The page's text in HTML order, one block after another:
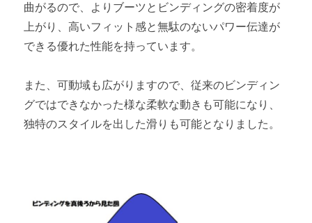
曲がるので、よりブーツとビンディングの密着度が
上がり、高いフィット感と無駄のないパワー伝達が
できる優れた性能を持っています。
また、可動域も広がりますので、従来のビンディン
グではできなかった様な柔軟な動きも可能になり、
独特のスタイルを出した滑りも可能となりました。